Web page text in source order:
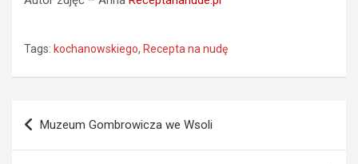
Tags: kochanowskiego, Recepta na nudę
Nawigacja
wpisu
Muzeum Gombrowicza we Wsoli